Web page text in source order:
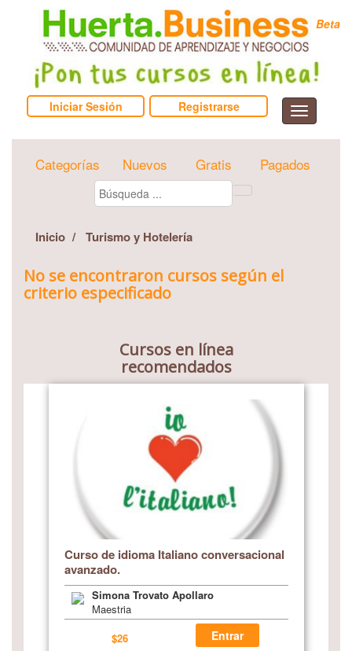
Beta
Registrarse
Iniciar Sesión
Categorías Nuevos Gratis Pagados
Inicio Turismo y Hotelería
No se encontraron cursos según el
criterio especificado
Cursos en línea
recomendados
Curso de idioma Italiano conversacional
avanzado.
Simona Trovato Apollaro
Maestria
$26
Entrar